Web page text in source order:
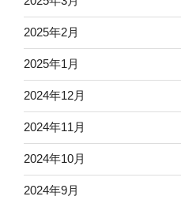
2025年2月
2025年1月
2024年12月
2024年11月
2024年10月
2024年9月